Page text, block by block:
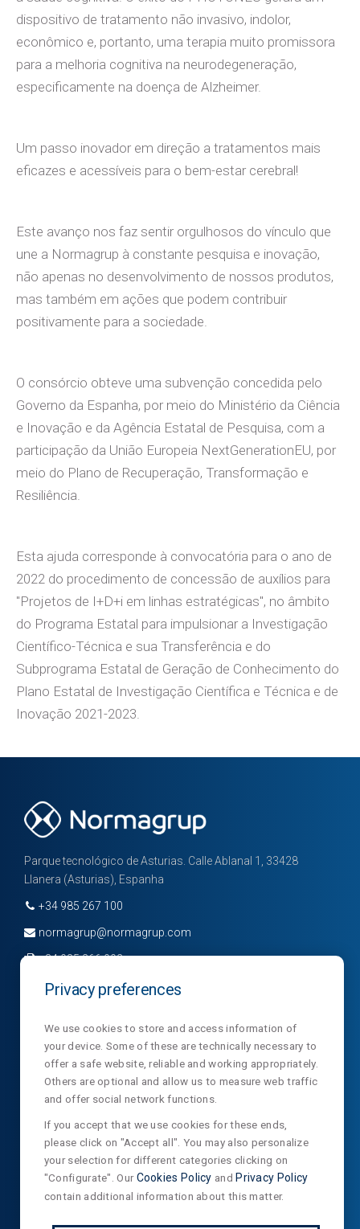
dispositivo de tratamento não invasivo, indolor,
econômico e, portanto, uma terapia muito promissora
para a melhoria cognitiva na neurodegeneração,
especificamente na doença de Alzheimer.
Um passo inovador em direção a tratamentos mais
eficazes e acessíveis para o bem-estar cerebral!
Este avanço nos faz sentir orgulhosos do vínculo que
une a Normagrup à constante pesquisa e inovação,
não apenas no desenvolvimento de nossos produtos,
mas também em ações que podem contribuir
positivamente para a sociedade.
O consórcio obteve uma subvenção concedida pelo
Governo da Espanha, por meio do Ministério da Ciência
e Inovação e da Agência Estatal de Pesquisa, com a
participação da União Europeia NextGenerationEU, por
meio do Plano de Recuperação, Transformação e
Resiliência.
Esta ajuda corresponde à convocatória para o ano de
2022 do procedimento de concessão de auxílios para
"Projetos de I+D+i em linhas estratégicas", no âmbito
do Programa Estatal para impulsionar a Investigação
Científico-Técnica e sua Transferência e do
Subprograma Estatal de Geração de Conhecimento do
Plano Estatal de Investigação Científica e Técnica e de
Inovação 2021-2023.
Parque tecnológico de Asturias. Calle Ablanal 1, 33428
Llanera (Asturias), Espanha
+34 985 267 100
normagrup@normagrup.com
+34 985 266 992
Departamentos
Laboratories
NTC
NormaLux
NormaLit
NormaDet
NorClinic
Teklit
Contato
Privacy preferences
We use cookies to store and access information of
your device. Some of these are technically necessary to
offer a safe website, reliable and working appropriately.
Others are optional and allow us to measure web traffic
and offer social network functions.
If you accept that we use cookies for these ends,
please click on "Accept all". You may also personalize
your selection for different categories clicking on
"Configurate". OurCookies Policy and Privacy Policy
contain additional information about this matter.